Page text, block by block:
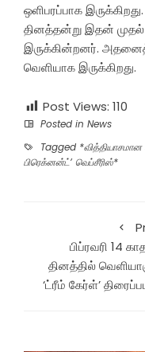
ஒளிபரப்பாக
தினத்தன்று இதன் முதல்
இருக்கின்றனர்.
வெளியாக இருக்கிறது.
Post Views: 110
Posted in News
Tagged
பிரெக்னன்ட்’ வெப்சீரிஸ்*
பிப்ரவரி 14
தினத்தில்
‘ட்ரீம் கேர்ள்’